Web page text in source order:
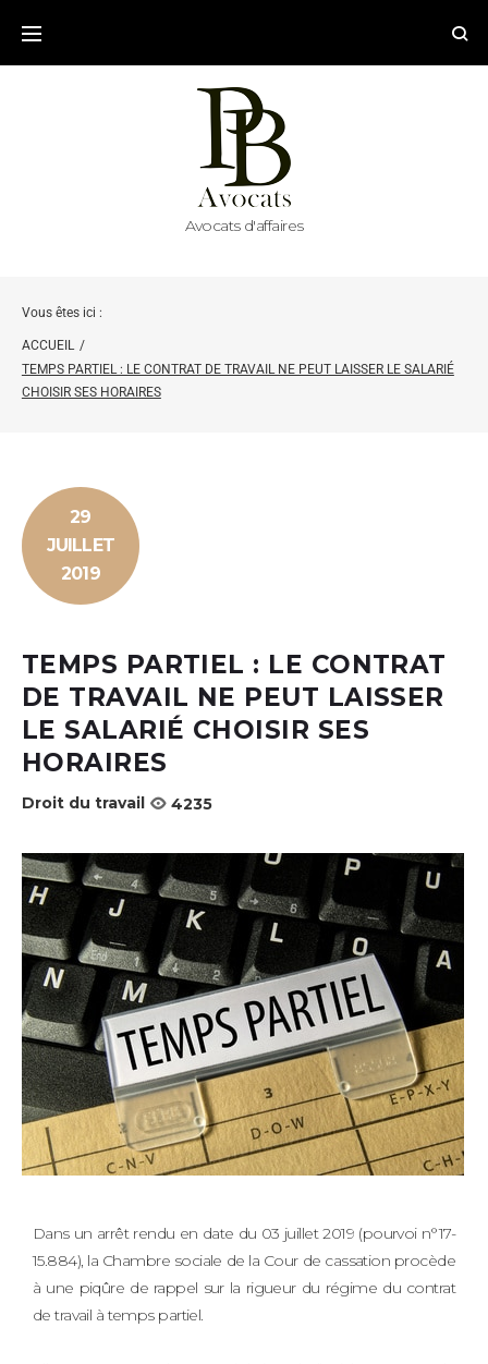
Avocats d'affaires
Vous êtes ici :
ACCUEIL /
TEMPS PARTIEL : LE CONTRAT DE TRAVAIL NE PEUT LAISSER LE SALARIÉ
CHOISIR SES HORAIRES
29
JUILLET
2019
TEMPS PARTIEL : LE CONTRAT
DE TRAVAIL NE PEUT LAISSER
LE SALARIÉ CHOISIR SES
HORAIRES
Droit du travail 4235
Dans un arrêt rendu en date du 03 juillet 2019 (pourvoi n°17-
15.884), la Chambre sociale de la Cour de cassation procède
à une piqûre de rappel sur la rigueur du régime du contrat
de travail à temps partiel.